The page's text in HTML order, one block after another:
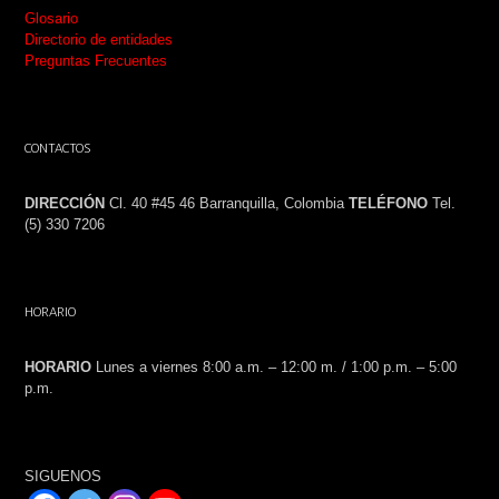
Glosario
Directorio de entidades
Preguntas Frecuentes
CONTACTOS
DIRECCIÓN Cl. 40 #45 46 Barranquilla, Colombia TELÉFONO Tel.
(5) 330 7206
HORARIO
HORARIO Lunes a viernes 8:00 a.m. – 12:00 m. / 1:00 p.m. – 5:00
p.m.
SIGUENOS